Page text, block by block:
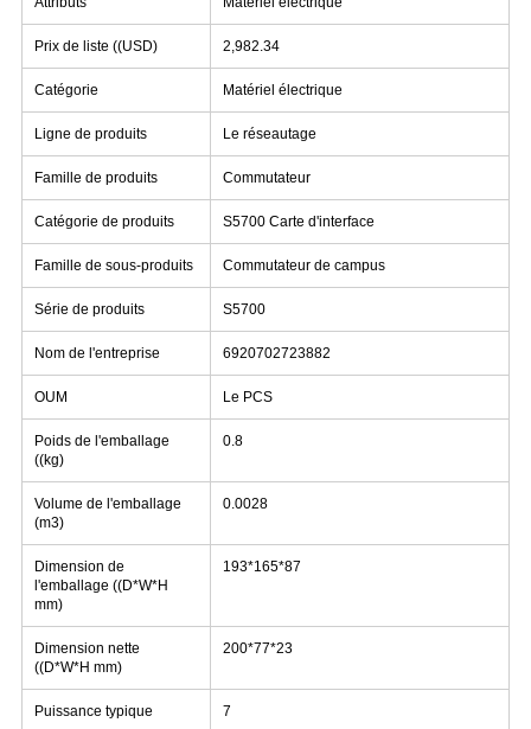
Prix de liste ((USD) 2,982.34
Catégorie Matériel électrique
Ligne de produits Le réseautage
Famille de produits Commutateur
Catégorie de produits S5700 Carte d'interface
Famille de sous-produits Commutateur de campus
Série de produits S5700
Nom de l'entreprise 6920702723882
OUM Le PCS
Poids de l'emballage
((kg)
0.8
Volume de l'emballage
(m3)
0.0028
Dimension de
l'emballage ((D*W*H
mm)
193*165*87
Dimension nette
((D*W*H mm)
200*77*23
Puissance typique 7